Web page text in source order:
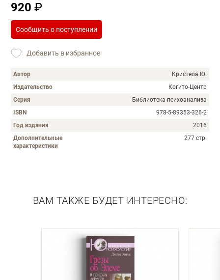
920 ₽
Сообщить о поступлении
Добавить в избранное
Автор
Кристева Ю.
Издательство
Когито-Центр
Серия
Библиотека психоанализа
ISBN
978-5-89353-326-2
Год издания
2016
Дополнительные
характеристики
277 стр.
ВАМ ТАКЖЕ БУДЕТ ИНТЕРЕСНО: